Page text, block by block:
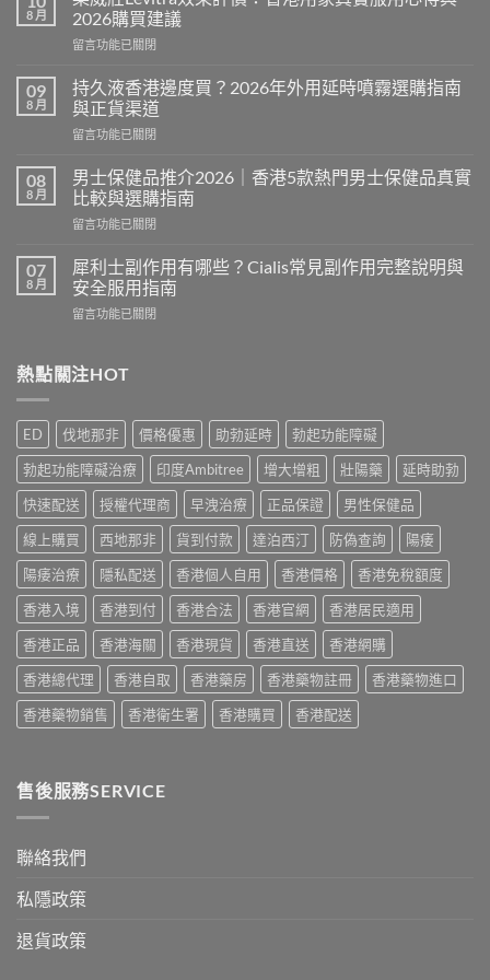
8 月
2026購買建議
在
威
壯
Levitra
效
評
價：
香
港
家
真
服
得
購
買
建
議〉
中
留言功能已關閉
09
8 月
持久液香港邊度買？2026年外用延時噴霧選購指南
與正貨渠道
在
久
液
香
港
度
買？
2026
年
延
霧
選
購
指
南
與
正
貨
渠
道〉
中
留言功能已關閉
08
8 月
男士保健品推介2026｜香港5款熱門男士保健品真實
比較與選購指南
在
士
保
健
品
2026
港
5
款
熱
門
男
士
保
健
品
真
實
比
較
與
選
購
中
留言功能已關閉
07
8 月
犀利士副作用有哪些？Cialis常見副作用完整說明與
安全服用指南
在
士
副
用
有
哪
些？
Cialis
常
見
副
作
用
完
整
說
明
與
安
全
南〉
留言功能已關閉
熱點關注HOT
ED 伐地那非 價格優惠 助勃延時
勃起功能障礙
勃起功能障礙治療
印度Ambitree 增大增粗 壯陽藥
延時助勃
快速配送
授權代理商 早洩治療 正品保證
男性保健品
線上購買
西地那非 貨到付款 達泊西汀 防偽查詢
陽痿
陽痿治療
隱私配送 香港個人自用 香港價格
香港免稅額度
香港入境
香港到付 香港合法 香港官網
香港居民適用
香港正品
香港海關 香港現貨 香港直送
香港網購
香港總代理
香港自取 香港藥房 香港藥物註冊
香港藥物進口
香港藥物銷售
香港衛生署 香港購買 香港配送
售後服務SERVICE
聯絡我們
私隱政策
退貨政策